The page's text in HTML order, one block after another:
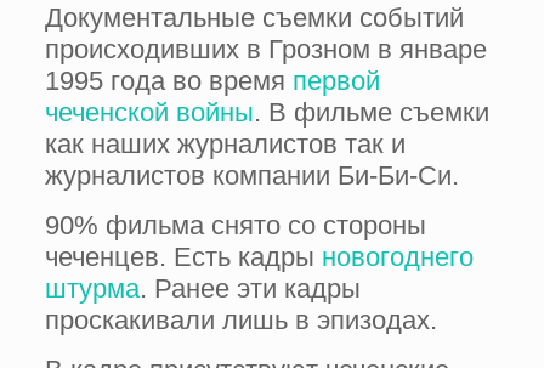
Документальные съемки событий
происходивших в Грозном в январе
1995 года во время первой
чеченской войны. В фильме съемки
как наших журналистов так и
журналистов компании Би-Би-Си.
90% фильма снято со стороны
чеченцев. Есть кадры новогоднего
штурма. Ранее эти кадры
проскакивали лишь в эпизодах.